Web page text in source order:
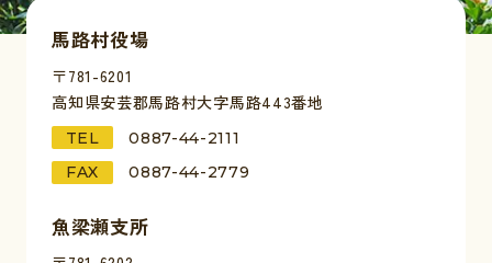
馬路村役場
〒781-6201
高知県安芸郡馬路村大字馬路443番地
TEL
0887-44-2111
FAX
0887-44-2779
魚梁瀬支所